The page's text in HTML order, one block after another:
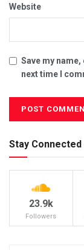
Website
Save my
next time I
Stay
23.9k
Followers